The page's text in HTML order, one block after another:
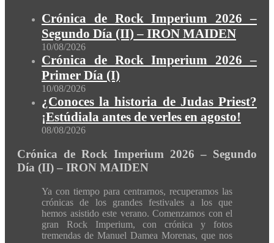
Crónica de Rock Imperium 2026 –
Segundo Día (II) – IRON MAIDEN
10/08/2026
Crónica de Rock Imperium 2026 –
Primer Día (I)
10/08/2026
¿Conoces la historia de Judas Priest?
¡Estúdiala antes de verles en agosto!
08/08/2026
Crónica de Rock Imperium 2026 – Segundo
Día (II) – IRON MAIDEN
Ya con tiempo para centrarnos, recuperamos las
crónicas de los grandes festivales a los que
hemos asistido este verano. Comenzamos con el
gran Rock Imperium, con crónica y fotos
tremendas de Manuel Damea Morenas, que nos